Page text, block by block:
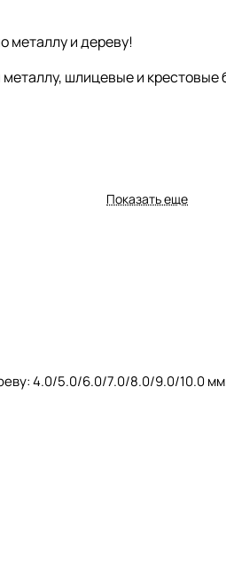
металлу и дереву!
шлицевые и крестовые
Показать еще
4.0/5.0/6.0/7.0/8.0/9.0/10.0 мм.